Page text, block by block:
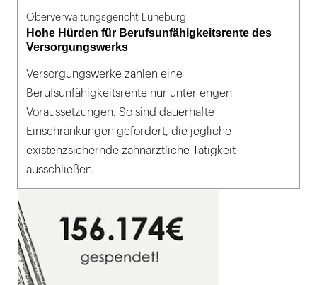
Oberverwaltungsgericht Lüneburg
Hohe Hürden für Berufsunfähigkeitsrente des
Versorgungswerks
Versorgungswerke zahlen eine
Berufsunfähigkeitsrente nur unter engen
Voraussetzungen. So sind dauerhafte
Einschränkungen gefordert, die jegliche
existenzsichernde zahnärztliche Tätigkeit
ausschließen.